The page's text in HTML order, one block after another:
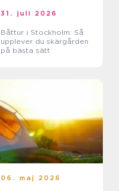
31. juli 2026
Båttur i Stockholm: Så
upplever du skärgården
på bästa sätt
06. maj 2026